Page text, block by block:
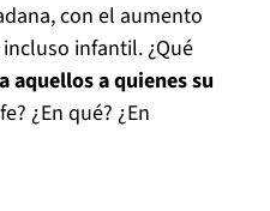
con el aumento
infantil. ¿Qué
aquellos a quienes su
¿En qué? ¿En